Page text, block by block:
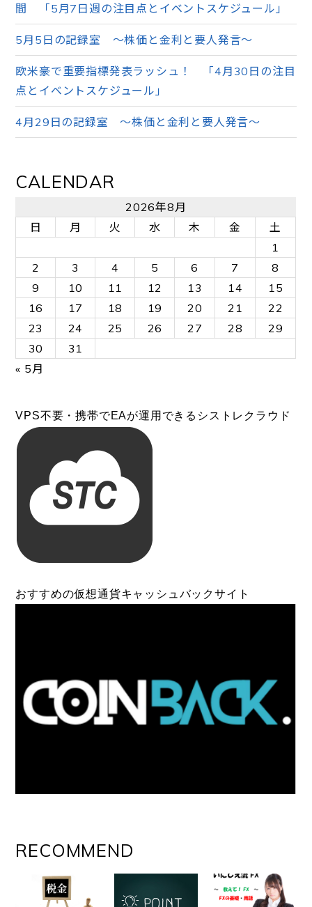
間 「5月7日週の注目点とイベントスケジュール」
5月5日の記録室 ～株価と金利と要人発言～
欧米豪で重要指標発表ラッシュ！ 「4月30日の注目
点とイベントスケジュール」
4月29日の記録室 ～株価と金利と要人発言～
CALENDAR
2026年8月
日
月 火 水 木 金
土
1
2
3 4 5 6 7
8
9
10 11 12 13 14
15
16
17 18 19 20 21
22
23
24 25 26 27 28
29
30
31
« 5月
VPS不要・携帯でEAが運用できるシストレクラウド
おすすめの仮想通貨キャッシュバックサイト
RECOMMEND